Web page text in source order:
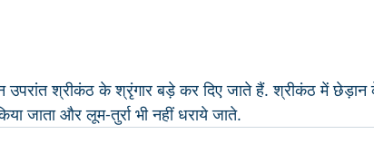
उपरांत श्रीकंठ के श्रृंगार बड़े कर दिए जाते हैं. श्रीकंठ में छेड़ान
जाता और लूम-तुर्रा भी नहीं धराये जाते.